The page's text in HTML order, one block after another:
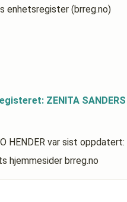
enhetsregister (brreg.no)
ZENITA SANDERS
HENDER var sist oppdatert:
hjemmesider brreg.no